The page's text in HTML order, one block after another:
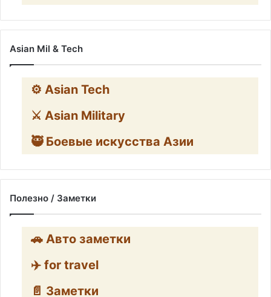
Asian Mil & Tech
⚙️ Asian Tech
⚔️ Asian Military
🥷 Боевые искусства Азии
Полезно / Заметки
🚗 Авто заметки
✈️ for travel
📄 Заметки